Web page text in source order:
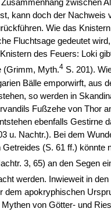
Zusammenhang zwischen
kann doch der Nachweis
Wie das
Fluchtsage gedeutet
des Feuers: Loki
(Grimm, Myth.4S. 201).
Bälle emporwirft, aus
so werden in
Fußzehe von Thor
ebenfalls Gestirne
u. Nachtr.). Bei dem
(S. 61 ff.) könnte
3, 65) an den Segen
werden. Inwieweit in
dem apokryphischen
von Götter- und